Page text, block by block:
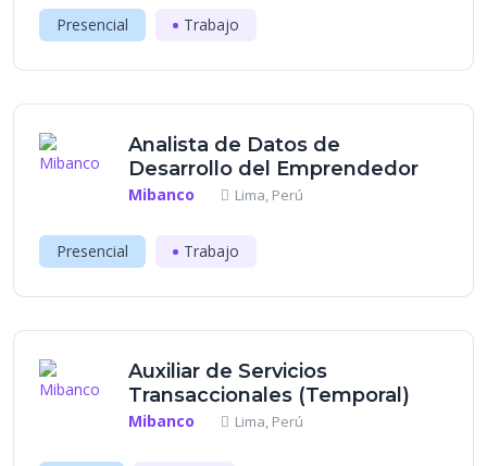
Presencial Trabajo
Analista de Datos de
Desarrollo del Emprendedor
Mibanco Lima, Perú
Presencial Trabajo
Auxiliar de Servicios
Transaccionales (Temporal)
Mibanco Lima, Perú